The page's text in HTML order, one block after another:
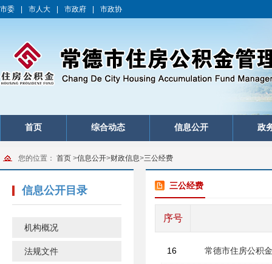
市委 市人大 市政府 市政协
首页 综合动态 信息公开 政
您的位置： 首页 >信息公开>财政信息>三公经费
信息公开目录
机构概况
法规文件
三公经费
序号
16 常德市住房公积